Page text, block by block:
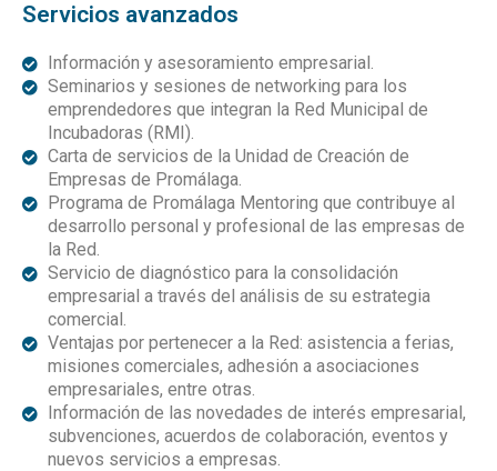
Servicios avanzados
Información y asesoramiento empresarial.
Seminarios y sesiones de networking para los
emprendedores que integran la Red Municipal de
Incubadoras (RMI).
Carta de servicios de la Unidad de Creación de
Empresas de Promálaga.
Programa de Promálaga Mentoring que contribuye al
desarrollo personal y profesional de las empresas de
la Red.
Servicio de diagnóstico para la consolidación
empresarial a través del análisis de su estrategia
comercial.
Ventajas por pertenecer a la Red: asistencia a ferias,
misiones comerciales, adhesión a asociaciones
empresariales, entre otras.
Información de las novedades de interés empresarial,
subvenciones, acuerdos de colaboración, eventos y
nuevos servicios a empresas.